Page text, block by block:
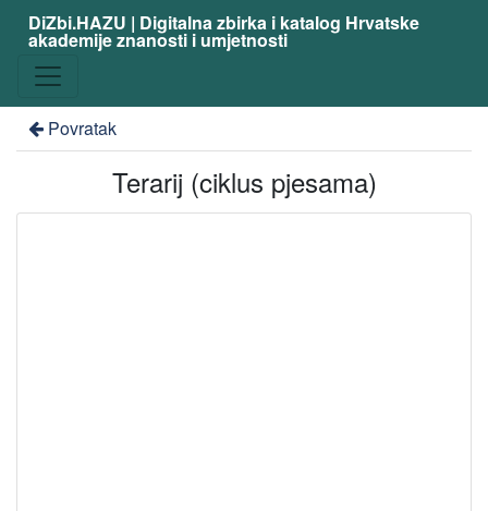
DiZbi.HAZU | Digitalna zbirka i katalog Hrvatske
akademije znanosti i umjetnosti
Povratak
Terarij (ciklus pjesama)